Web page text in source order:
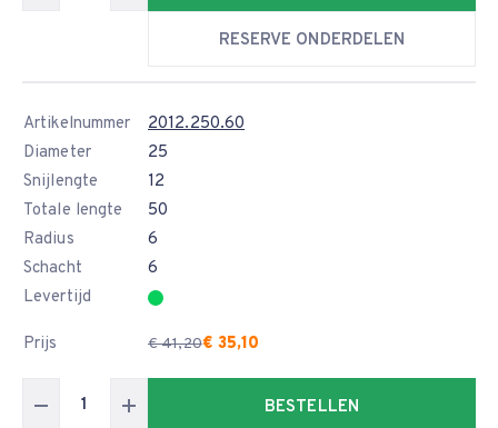
RESERVE ONDERDELEN
Artikelnummer
2012.250.60
Diameter
25
Snijlengte
12
Totale lengte
50
Radius
6
Schacht
6
Levertijd
Prijs € 41,20€ 35,10
BESTELLEN